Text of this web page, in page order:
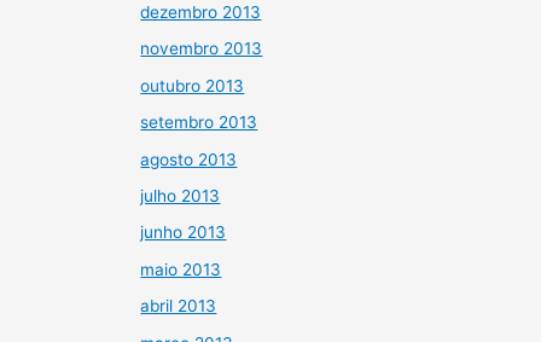
dezembro 2013
novembro 2013
outubro 2013
setembro 2013
agosto 2013
julho 2013
junho 2013
maio 2013
abril 2013